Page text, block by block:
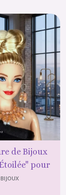
de Bijoux
pour
Mannequin -
BIJOUX